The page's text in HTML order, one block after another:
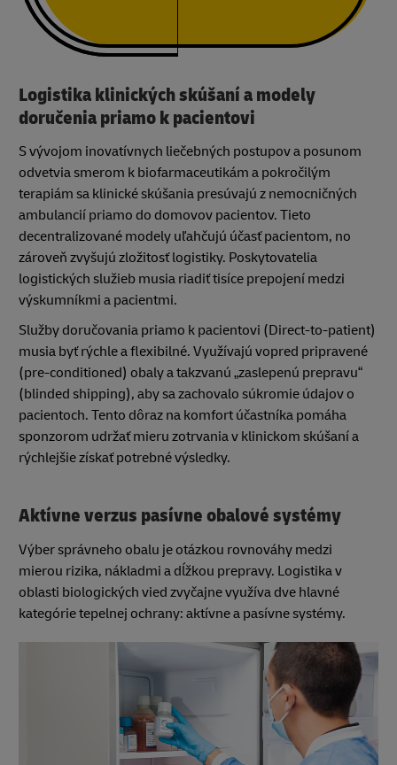
Logistika klinických skúšaní a modely
doručenia priamo k pacientovi
S vývojom inovatívnych liečebných postupov a posunom
odvetvia smerom k biofarmaceutikám a pokročilým
terapiám sa klinické skúšania presúvajú z nemocničných
ambulancií priamo do domovov pacientov. Tieto
decentralizované modely uľahčujú účasť pacientom, no
zároveň zvyšujú zložitosť logistiky. Poskytovatelia
logistických služieb musia riadiť tisíce prepojení medzi
výskumníkmi a pacientmi.
Služby doručovania priamo k pacientovi (Direct-to-patient)
musia byť rýchle a flexibilné. Využívajú vopred pripravené
(pre-conditioned) obaly a takzvanú „zaslepenú prepravu“
(blinded shipping), aby sa zachovalo súkromie údajov o
pacientoch. Tento dôraz na komfort účastníka pomáha
sponzorom udržať mieru zotrvania v klinickom skúšaní a
rýchlejšie získať potrebné výsledky.
Aktívne verzus pasívne obalové systémy
Výber správneho obalu je otázkou rovnováhy medzi
mierou rizika, nákladmi a dĺžkou prepravy. Logistika v
oblasti biologických vied zvyčajne využíva dve hlavné
kategórie tepelnej ochrany: aktívne a pasívne systémy.